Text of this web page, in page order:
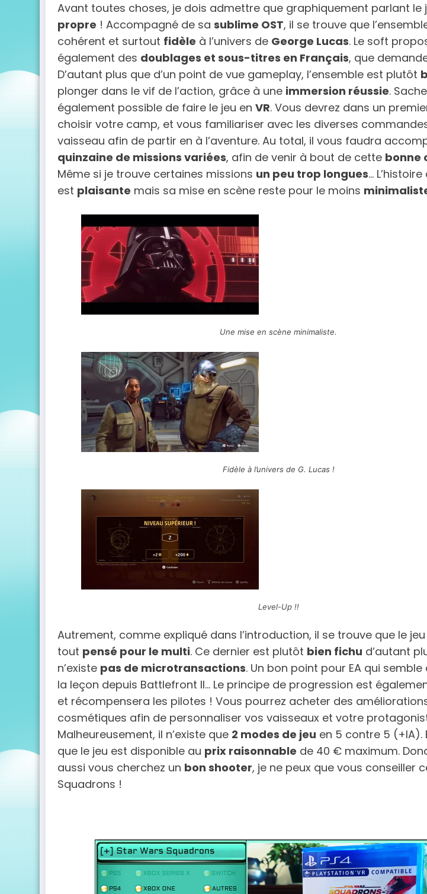
Avant toutes choses, je dois admettre que graphiquement parlant le
propre ! Accompagné de sa sublime OST, il se trouve que
cohérent et surtout fidèle à l’univers de George Lucas. Le soft
également des doublages et sous-titres en Français, que
D’autant plus que d’un point de vue gameplay, l’ensemble est plutôt
plonger dans le vif de l’action, grâce à une immersion réussie.
également possible de faire le jeu en VR. Vous devrez dans un
choisir votre camp, et vous familiariser avec les diverses
vaisseau afin de partir en à l’aventure. Au total, il vous faudra
quinzaine de missions variées, afin de venir à bout de cette bonne
Même si je trouve certaines missions un peu trop longues…
est plaisante mais sa mise en scène reste pour le moins
Une mise en scène minimaliste.
Fidèle à l’univers de G. Lucas !
Level-Up !!
Autrement, comme expliqué dans l’introduction, il se trouve que le
tout pensé pour le multi. Ce dernier est plutôt bien fichu d’autant
n’existe pas de microtransactions. Un bon point pour EA qui
la leçon depuis Battlefront II… Le principe de progression est
et récompensera les pilotes ! Vous pourrez acheter des
cosmétiques afin de personnaliser vos vaisseaux et votre
Malheureusement, il n’existe que 2 modes de jeu en 5 contre 5 (+IA).
que le jeu est disponible au prix raisonnable de 40 € maximum.
aussi vous cherchez un bon shooter, je ne peux que vous conseiller
Squadrons !